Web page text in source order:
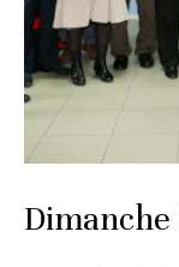
Dimanche